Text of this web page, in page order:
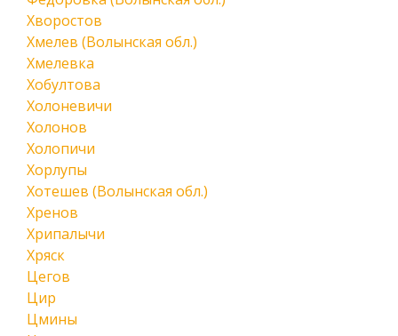
Хворостов
Хмелев (Волынская обл.)
Хмелевка
Хобултова
Холоневичи
Холонов
Холопичи
Хорлупы
Хотешев (Волынская обл.)
Хренов
Хрипалычи
Хряск
Цегов
Цир
Цмины